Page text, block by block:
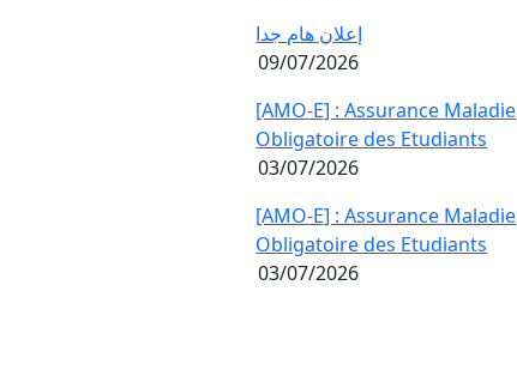
إعلان هام جدا
09/07/2026
[AMO-E] : Assurance Maladie
Obligatoire des Etudiants
03/07/2026
[AMO-E] : Assurance Maladie
Obligatoire des Etudiants
03/07/2026